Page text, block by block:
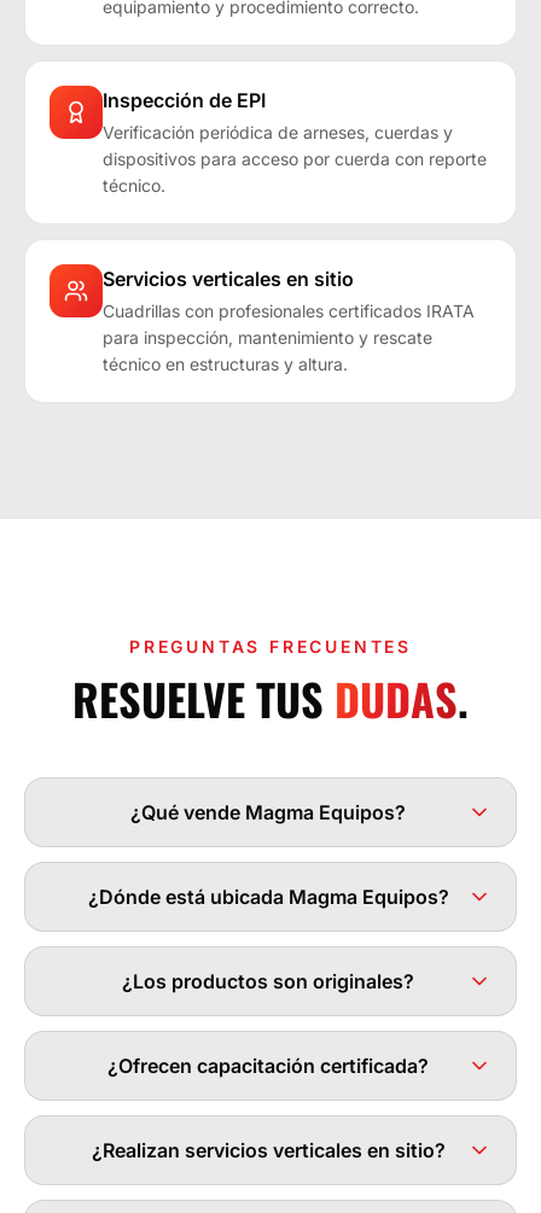
equipamiento y procedimiento correcto.
Inspección de EPI
Verificación periódica de arneses, cuerdas y
dispositivos para acceso por cuerda con reporte
técnico.
Servicios verticales en sitio
Cuadrillas con profesionales certificados IRATA
para inspección, mantenimiento y rescate
técnico en estructuras y altura.
PREGUNTAS FRECUENTES
RESUELVE TUS DUDAS.
¿Qué vende Magma Equipos?
¿Dónde está ubicada Magma Equipos?
¿Los productos son originales?
¿Ofrecen capacitación certificada?
¿Realizan servicios verticales en sitio?